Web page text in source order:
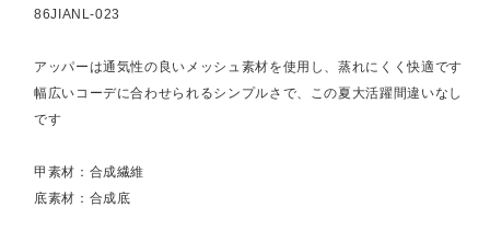
86JIANL-023
アッパーは通気性の良いメッシュ素材を使用し、蒸れにくく快適です
幅広いコーデに合わせられるシンプルさで、この夏大活躍間違いなし
です
甲素材：合成繊維
底素材：合成底